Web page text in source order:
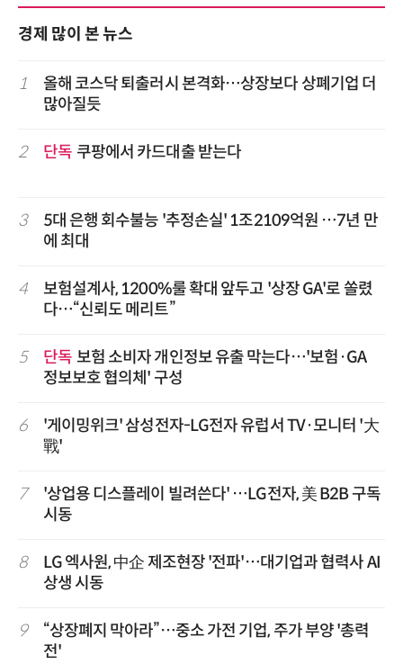
경제 많이 본 뉴스
1
올해 코스닥 퇴출러시 본격화…상장보다 상폐기업 더
많아질듯
2 단독 쿠팡에서 카드대출 받는다
3
5대 은행 회수불능 '추정손실' 1조2109억원 …7년 만
에 최대
4
보험설계사, 1200%룰 확대 앞두고 '상장 GA'로 쏠렸
다…“신뢰도 메리트”
5 단독 보험 소비자 개인정보 유출 막는다…'보험·GA
정보보호 협의체' 구성
6
'게이밍위크' 삼성전자-LG전자 유럽서 TV·모니터 '大
戰'
7
'상업용 디스플레이 빌려쓴다' …LG전자, 美 B2B 구독
시동
8
LG 엑사원, 中企 제조현장 '전파'…대기업과 협력사 AI
상생 시동
9
“상장폐지 막아라”…중소 가전 기업, 주가 부양 '총력
전'